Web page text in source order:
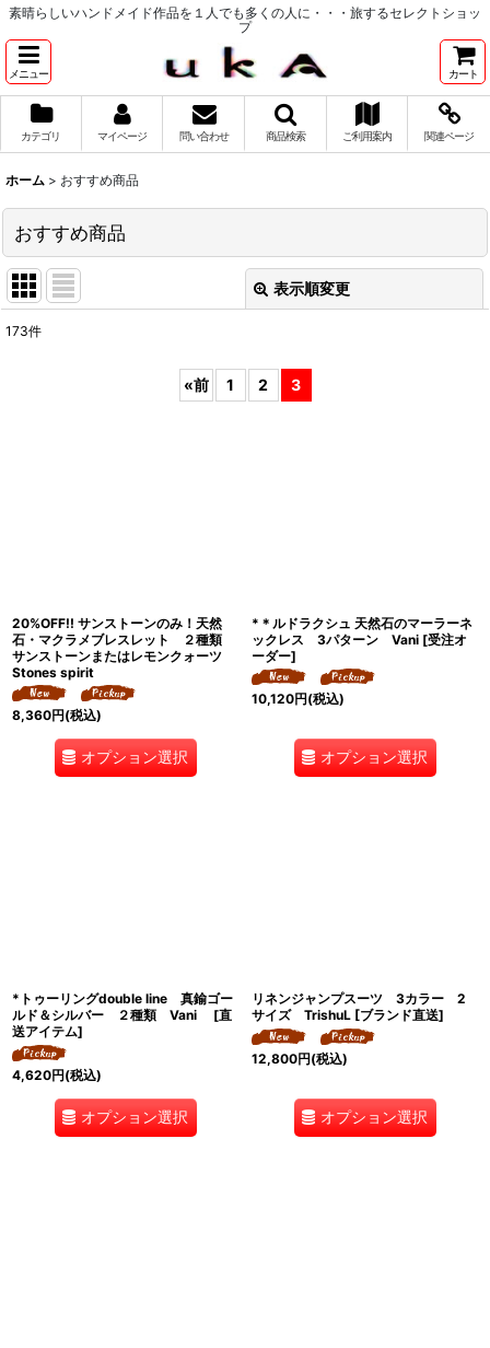
素晴らしいハンドメイド作品を１人でも多くの人に・・・旅するセレクトショッ
プ
メニュー カート
カテゴリ マイページ 問い合わせ 商品検索 ご利用案内 関連ページ
ホーム > おすすめ商品
おすすめ商品
表示順変更
173件
«前 1 2 3
20%OFF!! サンストーンのみ！天然
石・マクラメブレスレット ２種類
サンストーンまたはレモンクォーツ
Stones spirit
8,360円(税込)
オプション選択
*＊ルドラクシュ 天然石のマーラーネ
ックレス 3パターン Vani [受注オ
ーダー]
10,120円(税込)
オプション選択
*トゥーリングdouble line 真鍮ゴー
ルド＆シルバー ２種類 Vani [直
送アイテム]
4,620円(税込)
オプション選択
リネンジャンプスーツ 3カラー 2
サイズ TrishuL [ブランド直送]
12,800円(税込)
オプション選択